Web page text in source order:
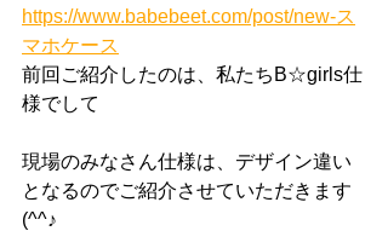
https://www.babebeet.com/post/new-ス
マホケース
前回ご紹介したのは、私たちB☆girls仕
様でして
現場のみなさん仕様は、デザイン違い
となるのでご紹介させていただきます
(^^♪